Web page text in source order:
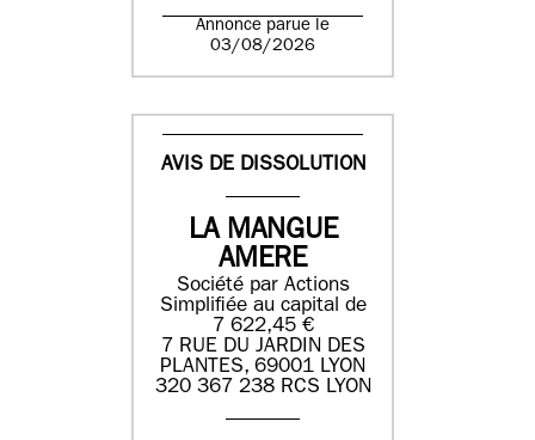
Annonce parue le
03/08/2026
AVIS DE DISSOLUTION
LA MANGUE
AMERE
Société par Actions
Simplifiée au capital de
7 622,45 €
7 RUE DU JARDIN DES
PLANTES, 69001 LYON
320 367 238 RCS LYON